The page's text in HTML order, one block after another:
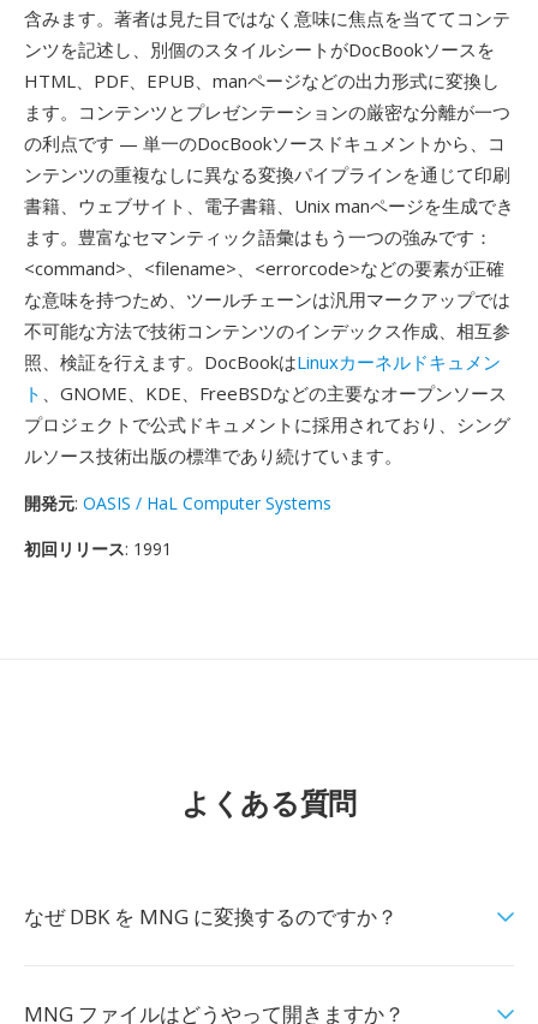
含みます。著者は見た目ではなく意味に焦点を当ててコンテ
ンツを記述し、別個のスタイルシートがDocBookソースを
HTML、PDF、EPUB、manページなどの出力形式に変換し
ます。コンテンツとプレゼンテーションの厳密な分離が一つ
の利点です — 単一のDocBookソースドキュメントから、コ
ンテンツの重複なしに異なる変換パイプラインを通じて印刷
書籍、ウェブサイト、電子書籍、Unix manページを生成でき
ます。豊富なセマンティック語彙はもう一つの強みです：
<command>、<filename>、<errorcode>などの要素が正確
な意味を持つため、ツールチェーンは汎用マークアップでは
不可能な方法で技術コンテンツのインデックス作成、相互参
照、検証を行えます。DocBookはLinuxカーネルドキュメン
ト 、GNOME、KDE、FreeBSDなどの主要なオープンソース
プロジェクトで公式ドキュメントに採用されており、シング
ルソース技術出版の標準であり続けています。
開発元: OASIS / HaL Computer Systems
初回リリース: 1991
よくある質問
なぜ DBK を MNG に変換するのですか？
MNG ファイルはどうやって開きますか？